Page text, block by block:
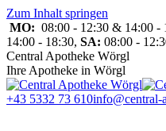
Zum Inhalt springen
MO: 08:00 - 12:30 & 14:00 -
14:00 - 18:30, SA: 08:00 -
Central Apotheke Wörgl
Ihre Apotheke in Wörgl
+43 5332 73 610info@central-